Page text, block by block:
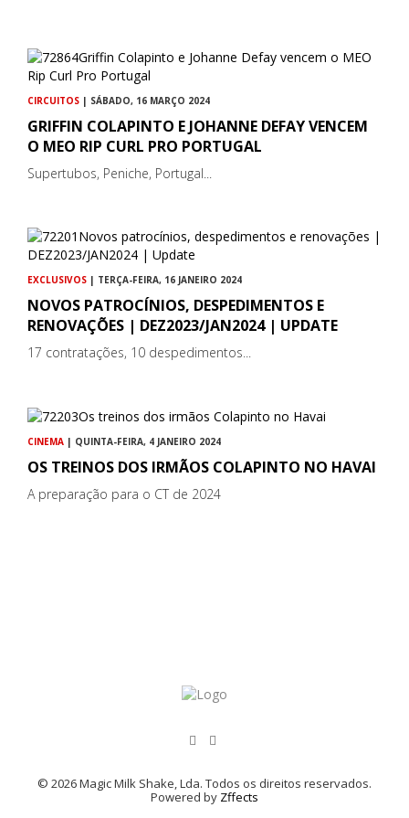
CIRCUITOS | SÁBADO, 16 MARÇO 2024
GRIFFIN COLAPINTO E JOHANNE DEFAY VENCEM
O MEO RIP CURL PRO PORTUGAL
Supertubos, Peniche, Portugal...
EXCLUSIVOS | TERÇA-FEIRA, 16 JANEIRO 2024
NOVOS PATROCÍNIOS, DESPEDIMENTOS E
RENOVAÇÕES | DEZ2023/JAN2024 | UPDATE
17 contratações, 10 despedimentos...
CINEMA | QUINTA-FEIRA, 4 JANEIRO 2024
OS TREINOS DOS IRMÃOS COLAPINTO NO HAVAI
A preparação para o CT de 2024
© 2026 Magic Milk Shake, Lda. Todos os direitos reservados.
Powered by Zffects